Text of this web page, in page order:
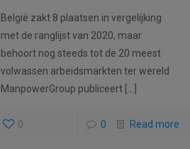
België zakt 8 plaatsen in vergelijking
met de ranglijst van 2020, maar
behoort nog steeds tot de 20 meest
volwassen arbeidsmarkten ter wereld
ManpowerGroup publiceert[…]
0 0 Read more